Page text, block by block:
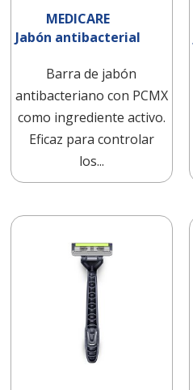
MEDICARE
Jabón antibacterial
Barra de jabón
antibacteriano con PCMX
como ingrediente activo.
Eficaz para controlar
los...